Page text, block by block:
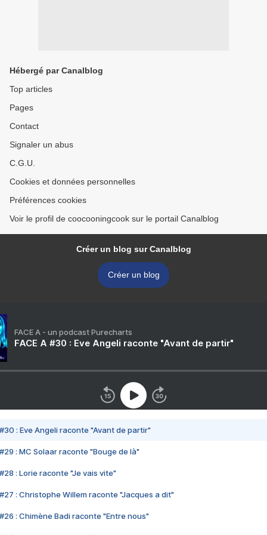
Hébergé par Canalblog
Top articles
Pages
Contact
Signaler un abus
C.G.U.
Cookies et données personnelles
Préférences cookies
Voir le profil de coocooningcook sur le portail Canalblog
Créer un blog sur Canalblog
Créer un blog
FACE A - un podcast Purecharts
FACE A #30 : Eve Angeli raconte "Avant de partir"
#30 : Eve Angeli raconte "Avant de partir"
#29 : MC Solaar raconte "Bouge de là"
#28 : Lorie raconte "Je vais vite"
#27 : Christophe Willem raconte "Jacques a dit"
#26 : Chimène Badi raconte "Entre nous"